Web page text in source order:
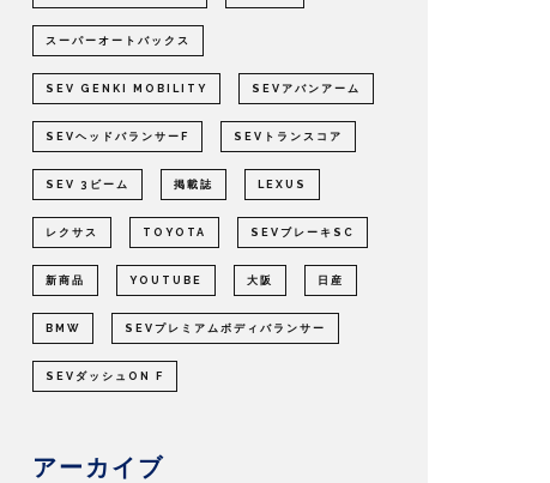
スーパーオートバックス
SEV GENKI MOBILITY SEVアバンアーム
SEVヘッドバランサーF SEVトランスコア
SEV 3ビーム 掲載誌 LEXUS
レクサス TOYOTA SEVブレーキSC
新商品 YOUTUBE 大阪 日産
BMW SEVプレミアムボディバランサー
SEVダッシュON F
アーカイブ